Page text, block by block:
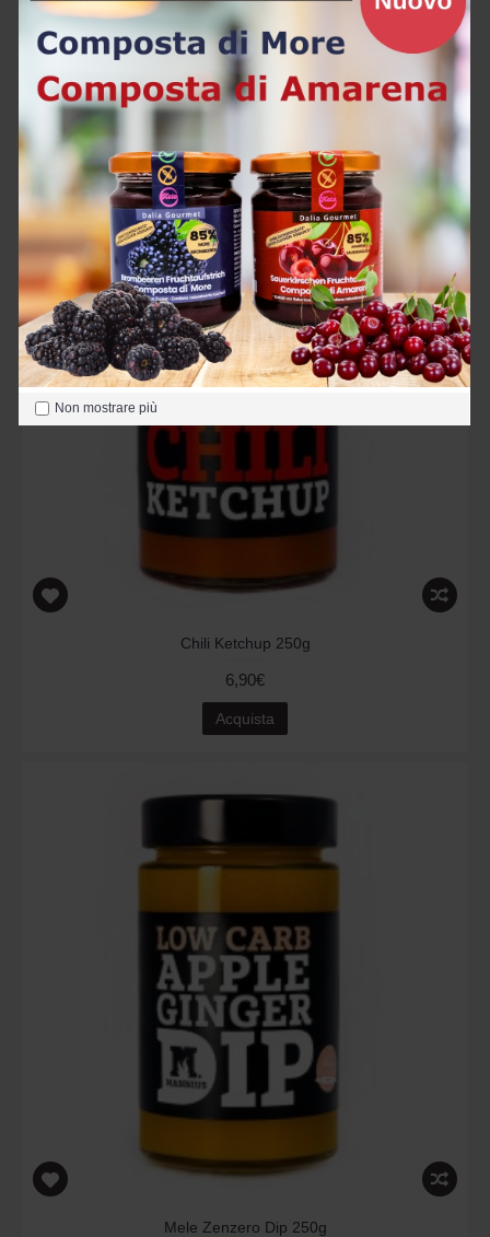
Non mostrare più
Salsa Barbeque 250g
6,90€
Chili Ketchup 250g
6,90€
Acquista
Mele Zenzero Dip 250g